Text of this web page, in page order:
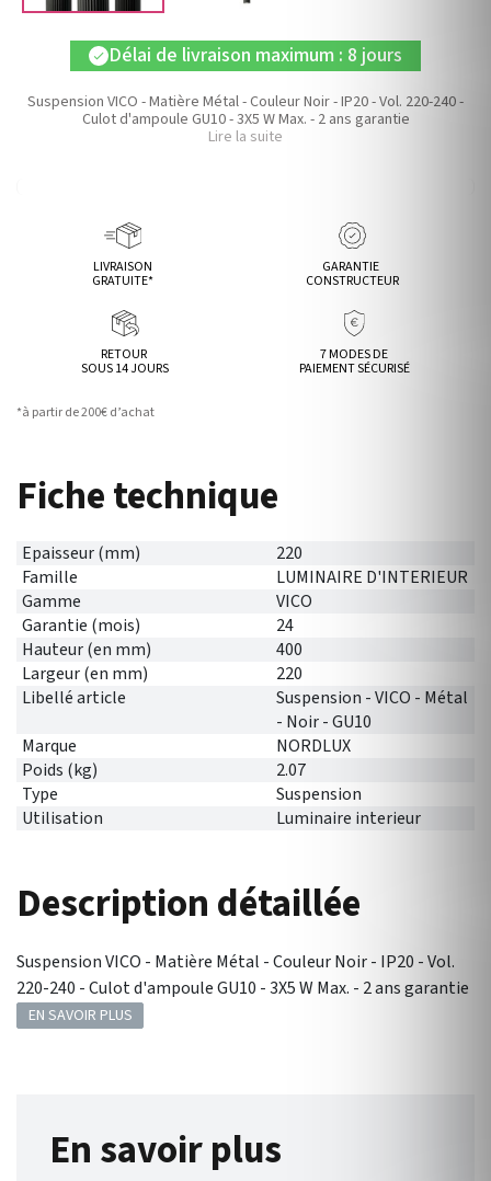
check Délai de livraison maximum : 8 jours
Suspension VICO - Matière Métal - Couleur Noir - IP20 - Vol. 220-240 -
Culot d'ampoule GU10 - 3X5 W Max. - 2 ans garantie
Lire la suite
LIVRAISON
GRATUITE*
GARANTIE
CONSTRUCTEUR
RETOUR
SOUS 14 JOURS
7 MODES DE
PAIEMENT SÉCURISÉ
*à partir de 200€ d’achat
Fiche technique
Epaisseur (mm)
220
Famille
LUMINAIRE D'INTERIEUR
Gamme
VICO
Garantie (mois)
24
Hauteur (en mm)
400
Largeur (en mm)
220
Libellé article
Suspension - VICO - Métal
- Noir - GU10
Marque
NORDLUX
Poids (kg)
2.07
Type
Suspension
Utilisation
Luminaire interieur
Description détaillée
Suspension VICO - Matière Métal - Couleur Noir - IP20 - Vol.
220-240 - Culot d'ampoule GU10 - 3X5 W Max. - 2 ans garantie
EN SAVOIR PLUS
En savoir plus